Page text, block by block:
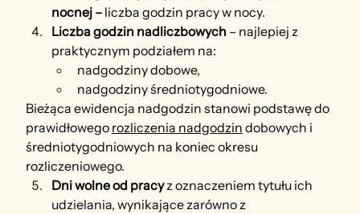
nocnej – liczba godzin pracy w nocy.
Liczba godzin nadliczbowych – najlepiej z
praktycznym podziałem na:
nadgodziny dobowe,
nadgodziny średniotygodniowe.
Bieżąca ewidencja nadgodzin stanowi podstawę do
prawidłowego rozliczenia nadgodzin dobowych i
średniotygodniowych na koniec okresu
rozliczeniowego.
Dni wolne od pracy z oznaczeniem tytułu ich
udzielania, wynikające zarówno z